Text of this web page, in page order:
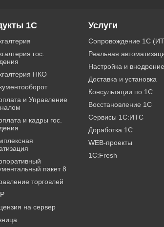
1С
гос.
НКО
и Управление
и кадры гос.
пакет 8
торговлей
на сервер
Услуги
Сопровождение 1С
Реальная
Настройка и внедрение
Доставка и установка
Консультации по 1С
Восстановление 1С
Сервисы 1С:ИТС
Доработка 1С
WEB-проекты
1C:Fresh